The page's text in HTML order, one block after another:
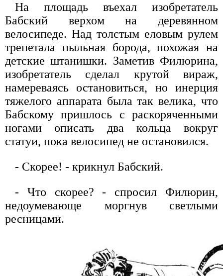
На площадь въехал изобретатель
Бабский верхом на деревянном
велосипеде. Над толстым еловым рулем
трепетала пыльная борода, похожая на
детские штанишки. Заметив Филюрина,
изобретатель сделал крутой вираж,
намереваясь остановиться, но инерция
тяжелого аппарата была так велика, что
Бабскому пришлось с раскоряченными
ногами описать два кольца вокруг
статуи, пока велосипед не остановился.
- Скорее! - крикнул Бабский.
- Что скорее? - спросил Филюрин,
недоумевающе моргнув светлыми
ресницами.